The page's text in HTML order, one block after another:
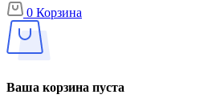
0 Корзина
Ваша корзина пуста